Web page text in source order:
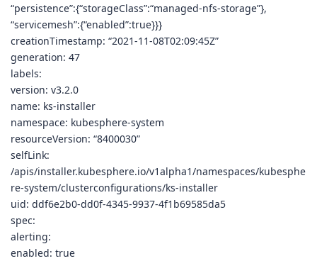
“persistence”:{“storageClass”:“managed-nfs-storage”},
“servicemesh”:{“enabled”:true}}}
creationTimestamp: “2021-11-08T02:09:45Z”
generation: 47
labels:
version: v3.2.0
name: ks-installer
namespace: kubesphere-system
resourceVersion: “8400030”
selfLink:
/apis/installer.kubesphere.io/v1alpha1/namespaces/kubesphe
re-system/clusterconfigurations/ks-installer
uid: ddf6e2b0-dd0f-4345-9937-4f1b69585da5
spec:
alerting:
enabled: true